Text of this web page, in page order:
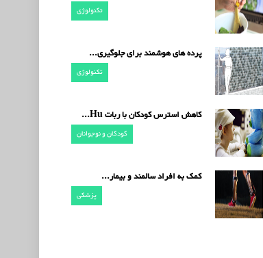
تکنولوژی
پرده های هوشمند برای جلوگیری...
تکنولوژی
کاهش استرس کودکان با ربات Hu...
کودکان و نوجوانان
کمک به افراد سالمند و بیمار...
پزشکی